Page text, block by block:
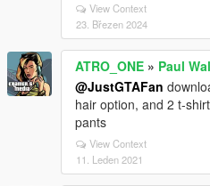
View Context
23. Březen 2024
ATRO_ONE » Paul
@JustGTAFan
hair option, and 2 t-
pants
View Context
11. Leden 2021